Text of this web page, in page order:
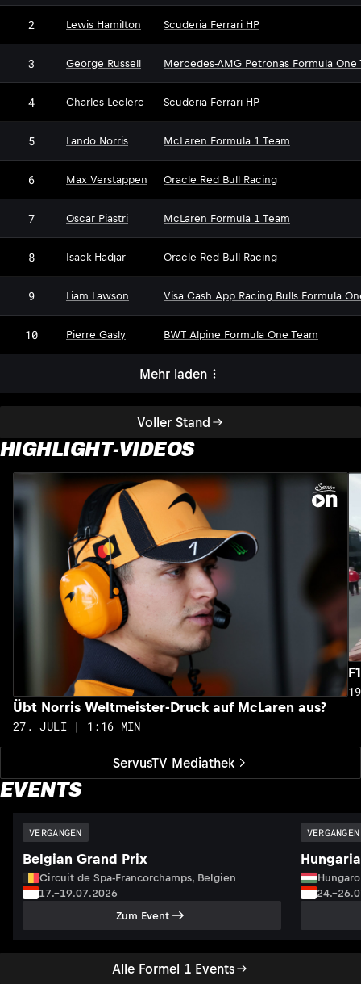
Voller Stand
2 Lewis Hamilton Scuderia Ferrari HP
3 George Russell Mercedes-AMG Petronas Formula One
4 Charles Leclerc Scuderia Ferrari HP
5 Lando Norris McLaren Formula 1 Team
6 Max Verstappen Oracle Red Bull Racing
7 Oscar Piastri McLaren Formula 1 Team
8 Isack Hadjar Oracle Red Bull Racing
9 Liam Lawson Visa Cash App Racing Bulls Formula
10 Pierre Gasly BWT Alpine Formula One Team
Mehr laden
HIGHLIGHT-VIDEOS
ServusTV Mediathek
Übt Norris Weltmeister-Druck auf McLaren aus?
27. JULI | 1:16 MIN
EVENTS
Alle Formel 1 Events
VERGANGEN
Belgian Grand Prix
Circuit de Spa-Francorchamps, Belgien
17.–19.07.2026
Zum Event
VERGANGEN